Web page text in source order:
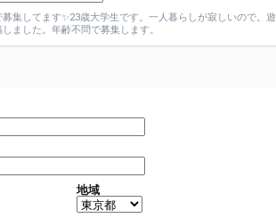
集してます✨23歳大学生です。一人暮らしが寂しいので。遊
ました。年齢不問で募集します。
地域